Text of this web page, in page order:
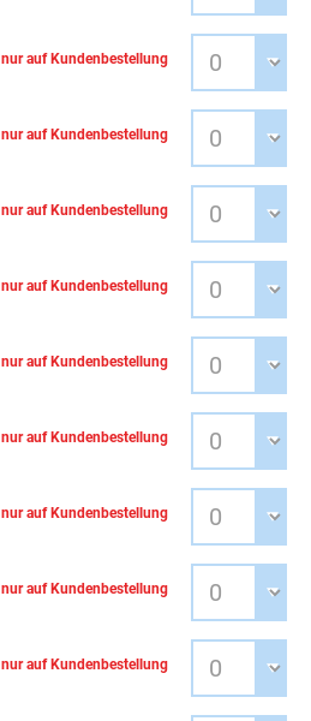
nur auf Kundenbestellung
nur auf Kundenbestellung
nur auf Kundenbestellung
nur auf Kundenbestellung
nur auf Kundenbestellung
nur auf Kundenbestellung
nur auf Kundenbestellung
nur auf Kundenbestellung
nur auf Kundenbestellung